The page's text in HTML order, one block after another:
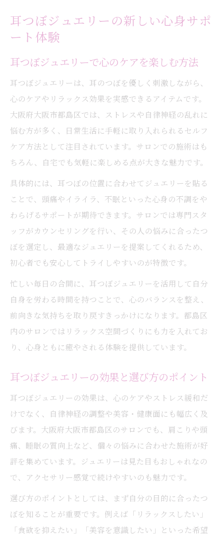
耳つぼジュエリーの新しい心身サポ
ート体験
耳つぼジュエリーで心のケアを楽しむ方法
耳つぼジュエリーは、耳のつぼを優しく刺激しながら、
心のケアやリラックス効果を実感できるアイテムです。
大阪府大阪市都島区では、ストレスや自律神経の乱れに
悩む方が多く、日常生活に手軽に取り入れられるセルフ
ケア方法として注目されています。サロンでの施術はも
ちろん、自宅でも気軽に楽しめる点が大きな魅力です。
具体的には、耳つぼの位置に合わせてジュエリーを貼る
ことで、頭痛やイライラ、不眠といった心身の不調をや
わらげるサポートが期待できます。サロンでは専門スタ
ッフがカウンセリングを行い、その人の悩みに合ったつ
ぼを選定し、最適なジュエリーを提案してくれるため、
初心者でも安心してトライしやすいのが特徴です。
忙しい毎日の合間に、耳つぼジュエリーを活用して自分
自身を労わる時間を持つことで、心のバランスを整え、
前向きな気持ちを取り戻すきっかけになります。都島区
内のサロンではリラックス空間づくりにも力を入れてお
り、心身ともに癒やされる体験を提供しています。
耳つぼジュエリーの効果と選び方のポイント
耳つぼジュエリーの効果は、心のケアやストレス緩和だ
けでなく、自律神経の調整や美容・健康面にも幅広く及
びます。大阪府大阪市都島区のサロンでも、肩こりや頭
痛、睡眠の質向上など、個々の悩みに合わせた施術が好
評を集めています。ジュエリーは見た目もおしゃれなの
で、アクセサリー感覚で続けやすいのも魅力です。
選び方のポイントとしては、まず自分の目的に合ったつ
ぼを知ることが重要です。例えば「リラックスしたい」
「食欲を抑えたい」「美容を意識したい」といった希望